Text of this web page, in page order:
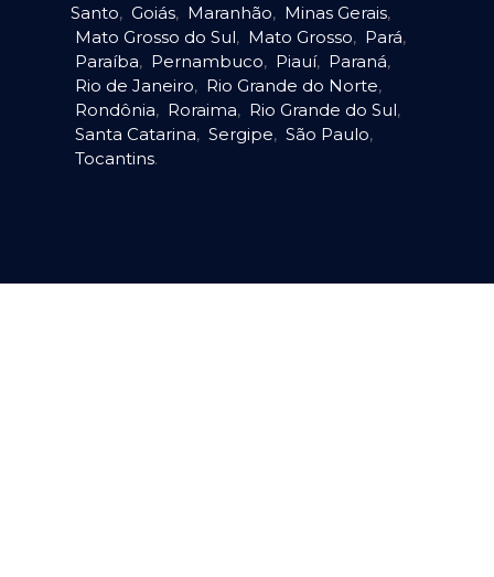
Santo, Goiás, Maranhão, Minas Gerais,
Mato Grosso do Sul, Mato Grosso, Pará,
Paraíba, Pernambuco, Piauí, Paraná,
Rio de Janeiro, Rio Grande do Norte,
Rondônia, Roraima, Rio Grande do Sul,
Santa Catarina, Sergipe, São Paulo,
Tocantins.